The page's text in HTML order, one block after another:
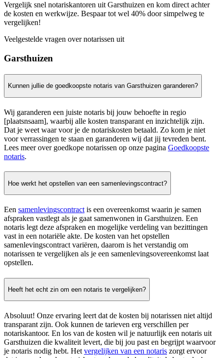
Vergelijk snel notariskantoren uit Garsthuizen en kom direct achter
de kosten en werkwijze. Bespaar tot wel 40% door simpelweg te
vergelijken!
Veelgestelde vragen over notarissen uit
Garsthuizen
Kunnen jullie de goedkoopste notaris van Garsthuizen garanderen?
Wij garanderen een juiste notaris bij jouw behoefte in regio
[plaatsnsaam], waarbij alle kosten transparant en inzichtelijk zijn.
Dat je weet waar voor je de notariskosten betaald. Zo kom je niet
voor verrassingen te staan en garanderen wij dat jij tevreden bent.
Lees meer over goedkope notarissen op onze pagina Goedkoopste
notaris.
Hoe werkt het opstellen van een samenlevingscontract?
Een samenlevingscontract is een overeenkomst waarin je samen
afspraken vastlegt als je gaat samenwonen in Garsthuizen. Een
notaris legt deze afspraken en mogelijke verdeling van bezittingen
vast in een notariële akte. De kosten van het opstellen
samenlevingscontract variëren, daarom is het verstandig om
notarissen te vergelijken als je een samenlevingsovereenkomst laat
opstellen.
Heeft het echt zin om een notaris te vergelijken?
Absoluut! Onze ervaring leert dat de kosten bij notarissen niet altijd
transparant zijn. Ook kunnen de tarieven erg verschillen per
notariskantoor. En los van de kosten wil je natuurlijk een notaris uit
Garsthuizen die kwaliteit levert, die bij jou past en begrijpt waarvoor
je notaris nodig hebt. Hetvergelijken van een notaris zorgt ervoor